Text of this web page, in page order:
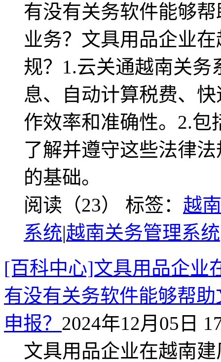
有没有关务软件能够
业务？文具用品企业
规？1.云关通越南关
息、自动计算税费、
作效率和准确性。2.
了解并遵守这些法律
的基础。
阅读（23） 标签： 越
系统|越南关务管理系统
[百科中心]文具用品企业
有没有关务软件能够帮
申报？ 2024年12月05日
文具用品企业在越南